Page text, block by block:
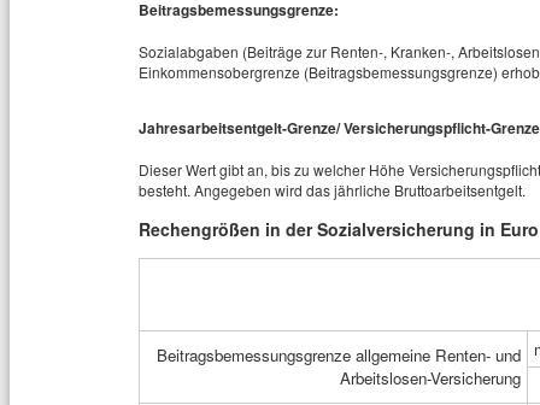
Beitragsbemessungsgrenze:
Sozialabgaben (Beiträge zur Renten-, Kranken-,
Einkommensobergrenze (Beitragsbemessungsgrenze)
Jahresarbeitsentgelt-Grenze/ Versicherungspflicht-
Dieser Wert gibt an, bis zu welcher Höhe
besteht. Angegeben wird das jährliche Bruttoarbeitsentgelt.
Rechengrößen in der Sozialversicherung in Euro
Beitragsbemessungsgrenze allgemeine Renten- und
Arbeitslosen-Versicherung